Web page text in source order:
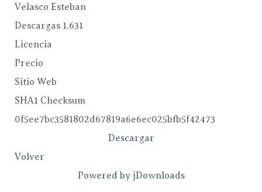
Velasco Esteban
Descargas 1,631
Licencia
Precio
Sitio Web
SHA1 Checksum
0f5ee7bc3581802d67819a6e6ec025bfb5f42473
Descargar
Volver
Powered by jDownloads